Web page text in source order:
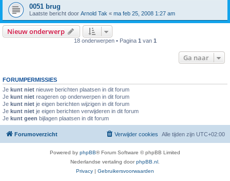
0051 brug
Laatste bericht door Arnold Tak « ma feb 25, 2008 1:27 am
Nieuw onderwerp
18 onderwerpen • Pagina 1 van 1
Ga naar
FORUMPERMISSIES
Je kunt niet nieuwe berichten plaatsen in dit forum
Je kunt niet reageren op onderwerpen in dit forum
Je kunt niet je eigen berichten wijzigen in dit forum
Je kunt niet je eigen berichten verwijderen in dit forum
Je kunt geen bijlagen plaatsen in dit forum
Forumoverzicht Alle tijden zijn UTC+02:00
Verwijder cookies
Powered by phpBB® Forum Software © phpBB Limited
Nederlandse vertaling doorphpBB.nl
Privacy | Gebruikersvoorwaarden